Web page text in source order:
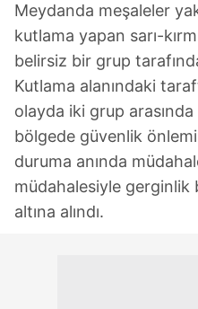
Meydanda meşaleler
kutlama yapan sarı-
belirsiz bir grup
Kutlama alanındaki
olayda iki grup
bölgede güvenlik
duruma anında
müdahalesiyle
altına alındı.